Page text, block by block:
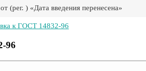
(рег. ) «Дата введения перенесена»
к ГОСТ 14832-96
96